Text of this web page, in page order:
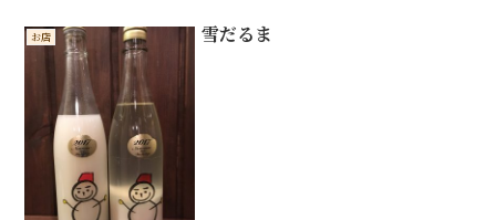
お店 雪だるま